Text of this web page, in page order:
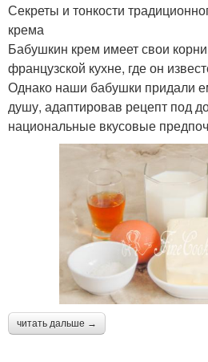
Секреты и тонкости
крема
Бабушкин крем имеет свои
французской кухне, где он
Однако наши бабушки придали
душу, адаптировав рецепт под
национальные вкусовые
читать дальше →